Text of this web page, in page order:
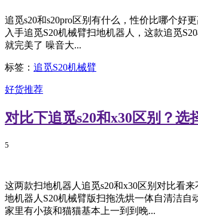
追觅s20和s20pro区别有什么，性价比哪个好
入手追觅S20机械臂扫地机器人，这款追觅
就完美了 噪音大...
标签： 追觅S20机械臂
好货推荐
对比下追觅s20和x30区别？选
5
这两款扫地机器人追觅s20和x30区别对比看
地机器人S20机械臂版扫拖洗烘一体自清洁
家里有小孩和猫猫基本上一到到晚...